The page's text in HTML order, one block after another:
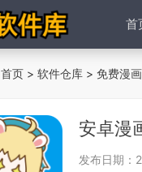
首
首页 > 软件仓库 > 免费漫
安卓漫
发布日期：